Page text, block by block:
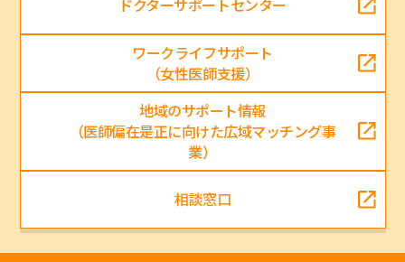
ドクターサポートセンター
ワークライフサポート
（女性医師支援）
地域のサポート情報
（医師偏在是正に向けた広域マッチング事
業）
相談窓口